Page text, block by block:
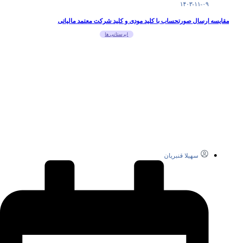
۱۴۰۳-۱۱-۰۹
مقایسه ارسال صورتحساب با کلید مودی و کلید شرکت معتمد مالیاتی
ابرستانی ها
سهیلا قنبریان